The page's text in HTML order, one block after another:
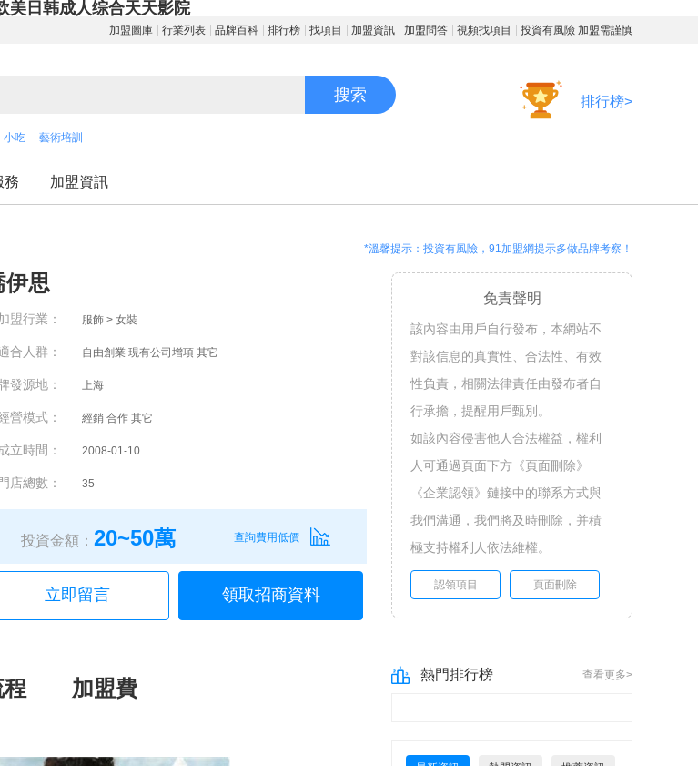
美日韩成人综合天天影院
加盟圖庫 行業列表 品牌百科 排行榜 找項目 加盟資訊 加盟問答 視頻找項目 投資有風險 加盟需謹慎
搜索
小吃 藝術培訓
排行榜>
務 加盟資訊
*溫馨提示：投資有風險，91加盟網提示多做品牌考察！
伊思
盟行業： 服飾 > 女裝
合人群： 自由創業 現有公司增項 其它
發源地： 上海
營模式： 經銷 合作 其它
成立時間： 2008-01-10
門店總數： 35
投資金額： 20~50萬 查詢費用低價
立即留言 領取招商資料
免責聲明
該內容由用戶自行發布，本網站不
對該信息的真實性、合法性、有效
性負責，相關法律責任由發布者自
行承擔，提醒用戶甄別。
如該內容侵害他人合法權益，權利
人可通過頁面下方《頁面刪除》
《企業認領》鏈接中的聯系方式與
我們溝通，我們將及時刪除，并積
極支持權利人依法維權。
認領項目 頁面刪除
程 加盟費
熱門排行榜 查看更多>